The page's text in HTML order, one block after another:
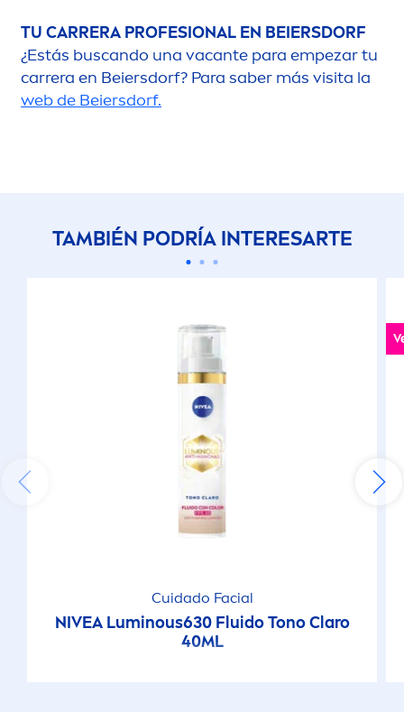
TU CARRERA PROFESIONAL EN BEIERSDORF
¿Estás buscando una vacante para empezar tu
carrera en Beiersdorf? Para saber más visita la
web de Beiersdorf.
TAMBIÉN PODRÍA INTERESARTE
Cuidado Facial
NIVEA Luminous630 Fluido Tono Claro
40ML